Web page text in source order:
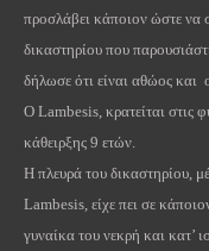
προσλάβει κάποιον ώστε να
δικαστηρίου που
δήλωσε ότι είναι αθώος και
Ο Lambesis, κρατείται στις
κάθειρξης 9 ετών.
Η πλευρά του δικαστηρίου,
Lambesis, είχε πει σε
γυναίκα του νεκρή και κατ’